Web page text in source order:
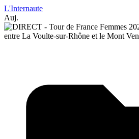
L'Internaute
Auj.